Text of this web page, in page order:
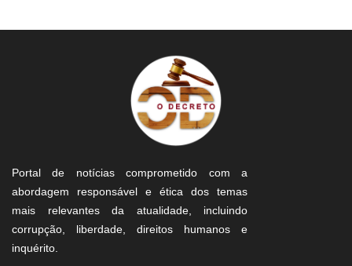
Portal de notícias comprometido com a
abordagem responsável e ética dos temas
mais relevantes da atualidade, incluindo
corrupção, liberdade, direitos humanos e
inquérito.